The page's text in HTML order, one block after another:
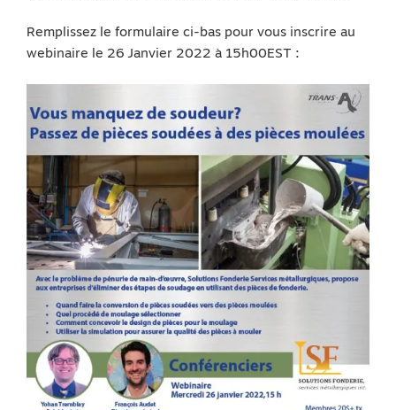
Remplissez le formulaire ci-bas pour vous inscrire au
webinaire le 26 Janvier 2022 à 15h00EST :